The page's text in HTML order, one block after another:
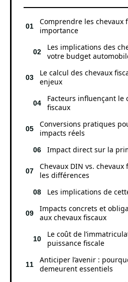
Comprendre les chevaux
importance
Les implications des
votre budget
Le calcul des chevaux
enjeux
Facteurs influençant le
fiscaux
Conversions pratiques
impacts réels
Impact direct sur la
Chevaux DIN vs.
les différences
Les implications de
Impacts concrets et
aux chevaux fiscaux
Le coût de
puissance fiscale
Anticiper l’avenir :
demeurent essentiels